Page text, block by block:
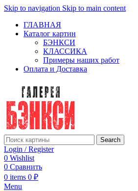
Skip to navigation Skip to main content
ГЛАВНАЯ
Каталог картин
БЭНКСИ
КЛАССИКА
Примеры наших работ
Оплата и Доставка
Search
Login / Register
0 Wishlist
0 Сравнить
0 items 0 ₽
Menu